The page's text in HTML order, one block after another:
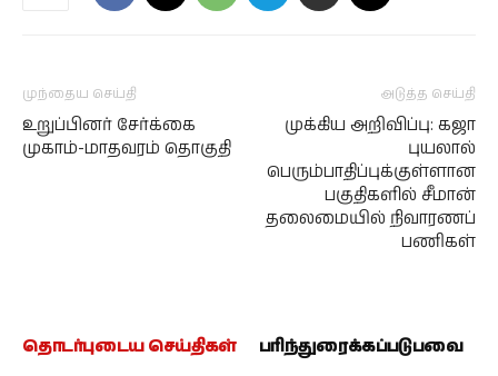
முந்தைய செய்தி
உறுப்பினர் சேர்க்கை
முகாம்-மாதவரம் தொகுதி
அடுத்த செய்தி
முக்கிய அறிவிப்பு: கஜா
புயலால்
பெரும்பாதிப்புக்குள்ளான
பகுதிகளில் சீமான்
தலைமையில் நிவாரணப்
பணிகள்
தொடர்புடைய செய்திகள் பரிந்துரைக்கப்படுபவை